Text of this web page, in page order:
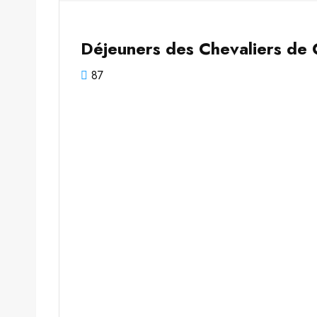
Déjeuners des Chevaliers de
87